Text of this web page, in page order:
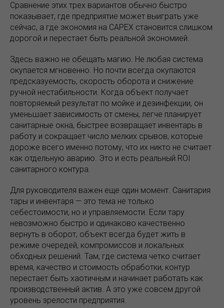
Сравнение этих трех вариантов обычно быстро
показывает, где предприятие может выиграть уже
сейчас, а где экономия на CAPEX становится слишком
дорогой и перестает быть реальной экономией.
Здесь важно не обещать магию. Не любая система
окупается мгновенно. Но почти всегда окупаются
предсказуемость, скорость оборота и снижение
ручной нестабильности. Когда объект получает
повторяемый результат по мойке и дезинфекции, он
уменьшает зависимость от смены, легче планирует
санитарные окна, быстрее возвращает инвентарь в
работу и сокращает число мелких срывов, которые
дороже всего именно потому, что их никто не считает
как отдельную аварию. Это и есть реальный ROI
санитарного контура.
Для руководителя важен еще один момент. Санитария
тары и инвентаря — это тема не только
себестоимости, но и управляемости. Если тару
невозможно быстро и одинаково качественно
вернуть в оборот, объект всегда будет жить в
режиме очередей, компромиссов и локальных
обходных решений. Там, где система четко считает
время, качество и стоимость обработки, контур
перестает быть хаотичным и начинает работать как
производственный актив. А это уже совсем другой
уровень зрелости предприятия.